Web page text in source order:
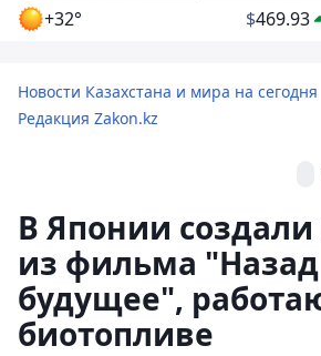
+32° $469.93
Новости Казахстана и мира на сегодня
Редакция Zakon.kz
В Японии
из фильма
будущее",
биотопливе